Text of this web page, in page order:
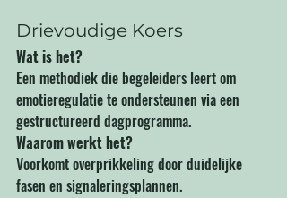
Drievoudige Koers
Wat is het?
Een methodiek die begeleiders leert om
emotieregulatie te ondersteunen via een
gestructureerd dagprogramma.
Waarom werkt het?
Voorkomt overprikkeling door duidelijke
fasen en signaleringsplannen.